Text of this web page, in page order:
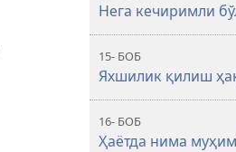
Нега кечиримли
15- БОБ
Яхшилик қилиш
16- БОБ
Ҳаётда нима